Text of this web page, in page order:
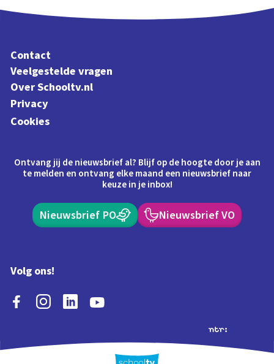
Contact
Veelgestelde vragen
Over Schooltv.nl
Privacy
Cookies
Ontvang jij de nieuwsbrief al? Blijf op de hoogte door je aan
te melden en ontvang elke maand een nieuwsbrief naar
keuze in je inbox!
Nieuwsbrief PO Nieuwsbrief VO
Volg ons!